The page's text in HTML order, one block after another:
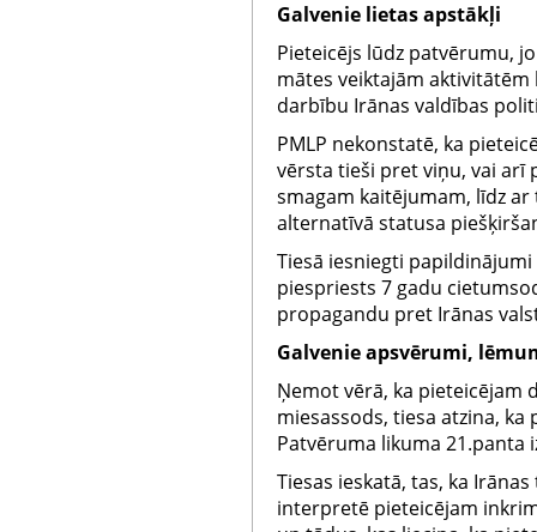
Galvenie lietas apstākļi
Pieteicējs lūdz patvērumu,
mātes veiktajām
darbību Irānas valdības
PMLP nekonstatē, ka
vērsta tieši pret viņu, vai arī
smagam kaitējumam, līdz
alternatīvā statusa
Tiesā iesniegti
piespriests 7 gadu
propagandu pret Irānas
Galvenie apsvērumi,
Ņemot vērā, ka pieteicējam
miesassods, tiesa atzina,
Patvēruma likuma 21.panta
Tiesas ieskatā, tas, ka
interpretē pieteicējam